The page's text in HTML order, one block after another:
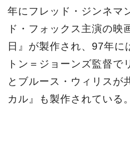
年にフレッド・ジンネマ
ド・フォックス主演の映
日』が製作され、97年に
トン＝ジョーンズ監督で
とブルース・ウィリスが
カル』も製作されている。